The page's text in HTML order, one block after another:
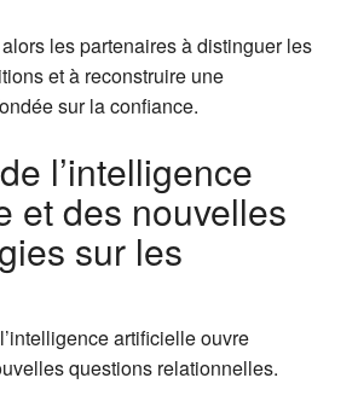
les partenaires à distinguer les
et à reconstruire une
sur la confiance.
l’intelligence
et des nouvelles
sur les
artificielle ouvre
questions relationnelles.